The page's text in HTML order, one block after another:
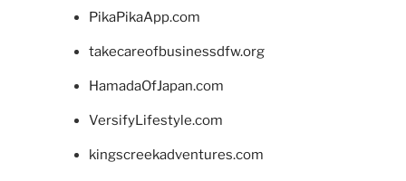
PikaPikaApp.com
takecareofbusinessdfw.org
HamadaOfJapan.com
VersifyLifestyle.com
kingscreekadventures.com